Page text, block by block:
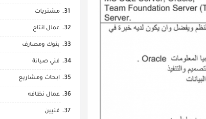
مشتريات
عمال انتاج
بنوك ومصارف
فني صيانة
ابحاث ومشاريع
عمال نظافه
فنيين